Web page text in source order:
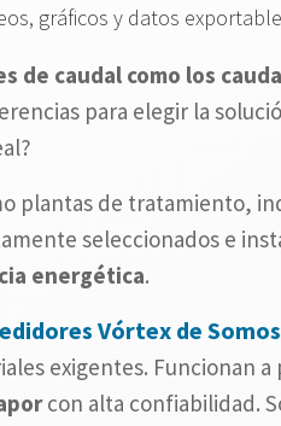
gráficos y datos
de caudal como los
para elegir la
plantas de tratamiento,
seleccionados e
energética.
Vórtex de
exigentes. Funcionan
con alta confiabilidad.